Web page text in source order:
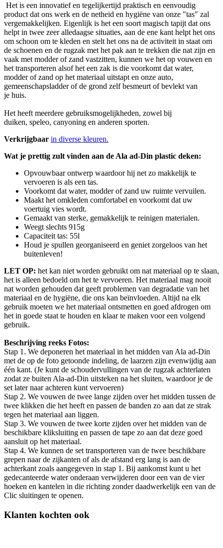
Het is een innovatief en tegelijkertijd praktisch en eenvoudig
product dat ons werk en de netheid en hygiëne van onze "tas" zal
vergemakkelijken. Eigenlijk is het een soort magisch tapijt dat ons
helpt in twee zeer alledaagse situaties, aan de ene kant helpt het ons
om schoon om te kleden en stelt het ons na de activiteit in staat om
de schoenen en de rugzak met het pak aan te trekken die nat zijn en
vaak met modder of zand vastzitten, kunnen we het op vouwen en
het transporteren alsof het een zak is die voorkomt dat water,
modder of zand op het materiaal uitstapt en onze auto,
gemeenschapsladder of de grond zelf besmeurt of bevlekt van
je huis.
Het heeft meerdere gebruiksmogelijkheden, zowel bij
duiken, speleo, canyoning en anderen sporten.
Verkrijgbaar in diverse kleuren.
Wat je prettig zult vinden aan de Ala ad-Din plastic deken:
Opvouwbaar ontwerp waardoor hij net zo makkelijk te
vervoeren is als een tas.
Voorkomt dat water, modder of zand uw ruimte vervuilen.
Maakt het omkleden comfortabel en voorkomt dat uw
voertuig vies wordt.
Gemaakt van sterke, gemakkelijk te reinigen materialen.
Weegt slechts 915g
Capaciteit tas: 55l
Houd je spullen georganiseerd en geniet zorgeloos van het
buitenleven!
LET OP: het kan niet worden gebruikt om nat materiaal op te slaan,
het is alleen bedoeld om het te vervoeren. Het materiaal mag nooit
nat worden gehouden dat geeft problemen van degradatie van het
materiaal en de hygiëne, die ons kan beïnvloeden. Altijd na elk
gebruik moeten we het materiaal ontsmetten en goed afdrogen om
het in goede staat te houden en klaar te maken voor een volgend
gebruik.
Beschrijving reeks Fotos:
Stap 1. We deponeren het materiaal in het midden van Ala ad-Din
met de op de foto getoonde indeling, de laarzen zijn evenwijdig aan
één kant. (Je kunt de schoudervullingen van de rugzak achterlaten
zodat ze buiten Ala-ad-Din uitsteken na het sluiten, waardoor je de
set later naar achteren kunt vervoeren)
Stap 2. We vouwen de twee lange zijden over het midden tussen de
twee klikken die het heeft en passen de banden zo aan dat ze strak
tegen het materiaal aan liggen.
Stap 3. We vouwen de twee korte zijden over het midden van de
beschikbare kliksluiting en passen de tape zo aan dat deze goed
aansluit op het materiaal.
Stap 4. We kunnen de set transporteren van de twee beschikbare
grepen naar de zijkanten of als de afstand erg lang is aan de
achterkant zoals aangegeven in stap 1. Bij aankomst kunt u het
gedecanteerde water onderaan verwijderen door een van de vier
hoeken en kantelen in die richting zonder daadwerkelijk een van de
Clic sluitingen te openen.
Klanten kochten ook